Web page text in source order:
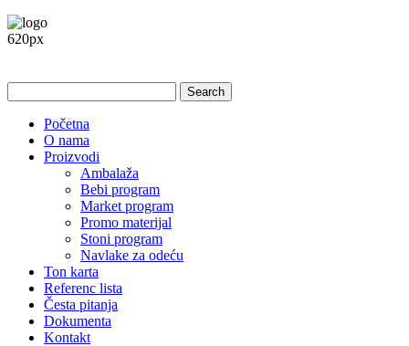
Početna
O nama
Proizvodi
Ambalaža
Bebi program
Market program
Promo materijal
Stoni program
Navlake za odeću
Ton karta
Referenc lista
Česta pitanja
Dokumenta
Kontakt